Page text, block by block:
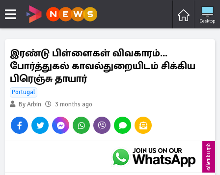
Desktop
இரண்டு பிள்ளைகள் விவகாரம்...
போர்த்துகல் காவல்துறையிடம் சிக்கிய
பிரெஞ்சு தாயார்
Portugal
By Arbin
3 months ago
விளம்பரம்